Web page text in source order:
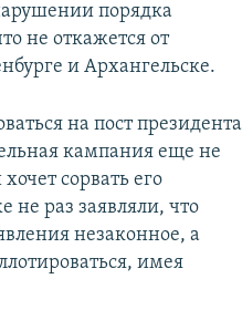
порядка
не откажется от
и Архангельске.
на пост президента
кампания еще не
сорвать его
раз заявляли, что
незаконное, а
имея